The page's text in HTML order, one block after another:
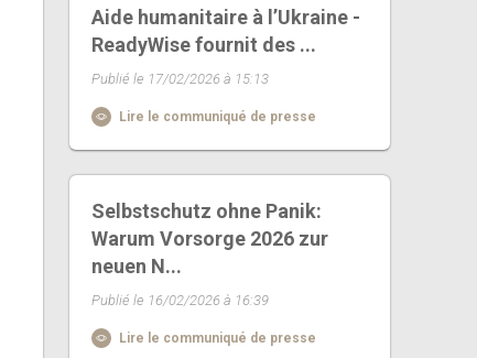
Aide humanitaire à l’Ukraine -
ReadyWise fournit des ...
Publié le 17/02/2026 à 15:13
Lire le communiqué de presse
Selbstschutz ohne Panik:
Warum Vorsorge 2026 zur
neuen N...
Publié le 16/02/2026 à 16:39
Lire le communiqué de presse